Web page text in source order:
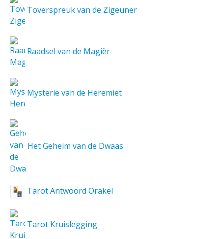
Toverspreuk van de Zigeuner
Raadsel van de Magiër
Mysterie van de Heremiet
Het Geheim van de Dwaas
Tarot Antwoord Orakel
Tarot Kruislegging